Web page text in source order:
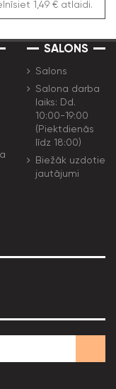
1,49 € atlaidi.
SALONS
Salons
Salona darba
laiks: Dd.
10:00-19:00
(Piektdienās
līdz 18:00)
Biežāk uzdotie
jautājumi